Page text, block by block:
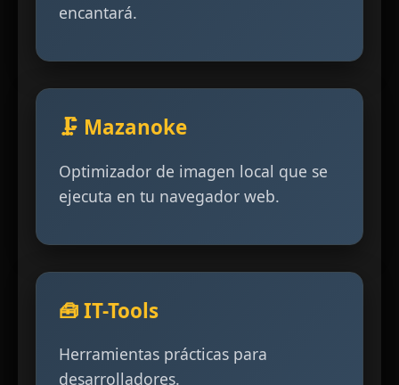
encantará.
🗜️ Mazanoke
Optimizador de imagen local que se
ejecuta en tu navegador web.
🧰 IT-Tools
Herramientas prácticas para
desarrolladores.